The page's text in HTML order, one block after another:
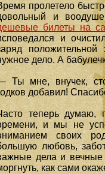
пролетело
и
билеты на
и
дело. А
Ты мне, внучек,
добавил!
теперь думаю,
и мы не
своих
любовь,
дела и
как сами